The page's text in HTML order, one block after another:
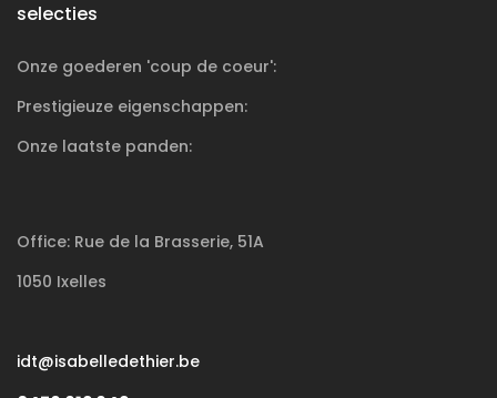
selecties
Onze goederen 'coup de coeur':
Prestigieuze eigenschappen:
Onze laatste panden:
Office: Rue de la Brasserie, 51A
1050 Ixelles
idt@isabelledethier.be